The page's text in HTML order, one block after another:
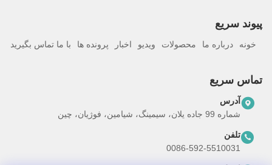
پيوند سريع
خونه درباره ما محصولات ویدیو اخبار پرونده ها با ما تماس بگیرید
تماس سریع
آدرس
شماره 99 جاده یلان، سیمینگ، شیامین، فوژیان، چین
تلفن
0086-592-5510031